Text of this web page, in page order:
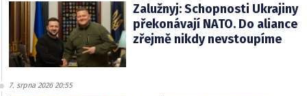
Zalužnyj: Schopnosti Ukrajiny
překonávají NATO. Do aliance
zřejmě nikdy nevstoupíme
7. srpna 2026 20:55